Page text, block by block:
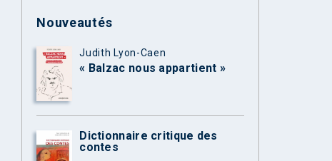
Nouveautés
Judith Lyon-Caen
« Balzac nous appartient »
Dictionnaire critique des
contes